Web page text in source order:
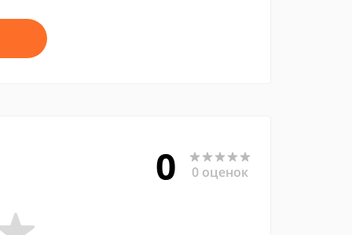
0 0 оценок